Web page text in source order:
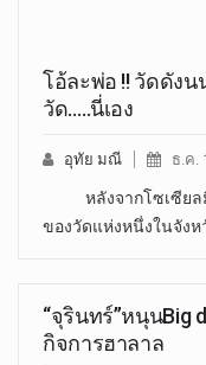
โอ้ละพ่อ !! วัดดัง
วัด…..นี่เอง
อุทัย มณี ธ.ค.
หลังจากโซเซียลมี
ของวัดแห่งหนึ่งในจังห
“จุรินทร์”หนุน
กิจการฮาลาล